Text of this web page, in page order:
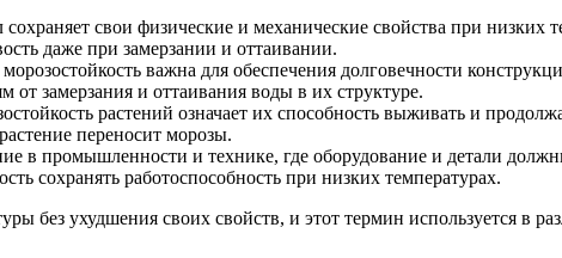
свои физические и механические свойства при низких
даже при замерзании и оттаивании.
важна для обеспечения долговечности
замерзания и оттаивания воды в их структуре.
растений означает их способность выживать и
переносит морозы.
в промышленности и технике, где оборудование и детали
сохранять работоспособность при низких температурах.
без ухудшения своих свойств, и этот термин используется в